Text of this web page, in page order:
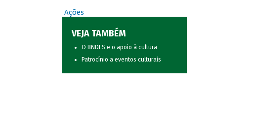
Ações
VEJA TAMBÉM
O BNDES e o apoio à cultura
Patrocínio a eventos culturais